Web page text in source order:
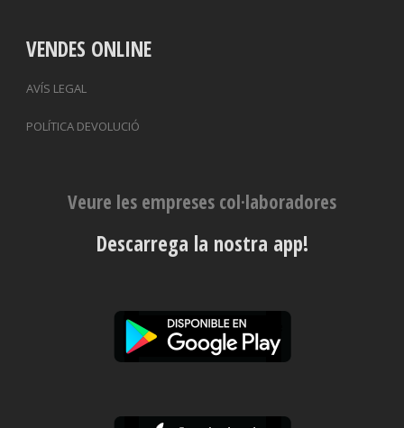
VENDES ONLINE
AVÍS LEGAL
POLÍTICA DEVOLUCIÓ
Veure les empreses col·laboradores
Descarrega la nostra app!